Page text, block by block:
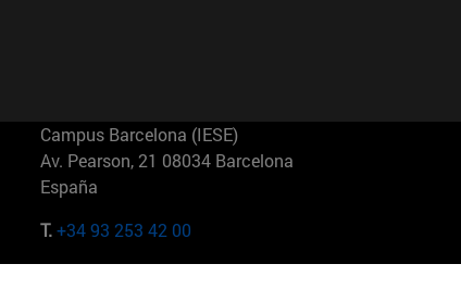
Campus Barcelona (IESE)
Av. Pearson, 21 08034 Barcelona
España
T.+34 93 253 42 00